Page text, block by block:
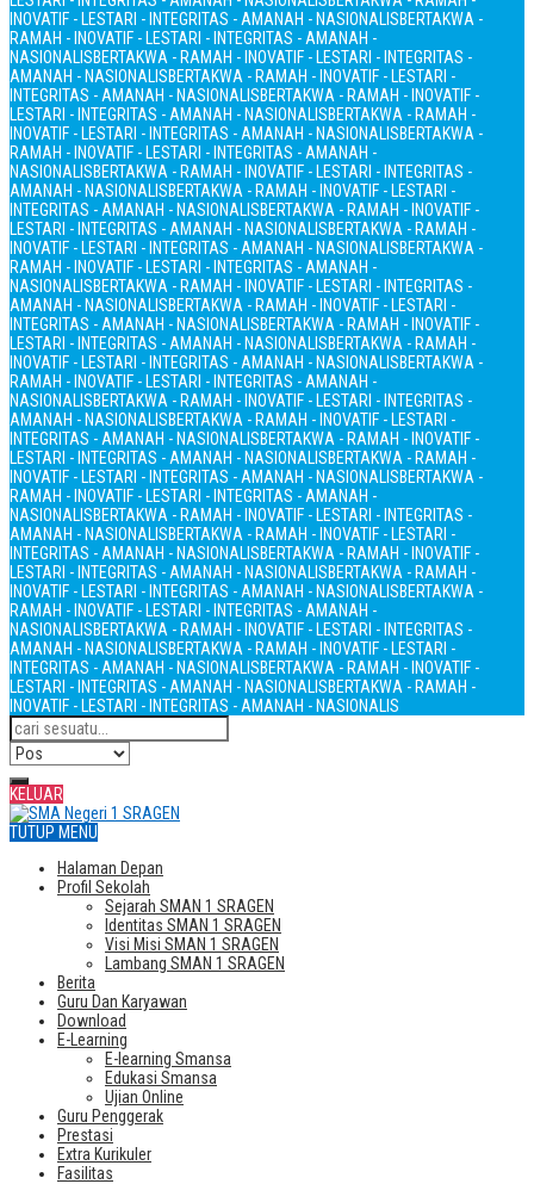
INOVATIF - LESTARI - INTEGRITAS - AMANAH - NASIONALISBERTAKWA -
RAMAH - INOVATIF - LESTARI - INTEGRITAS - AMANAH -
NASIONALISBERTAKWA - RAMAH - INOVATIF - LESTARI - INTEGRITAS -
AMANAH - NASIONALISBERTAKWA - RAMAH - INOVATIF - LESTARI -
INTEGRITAS - AMANAH - NASIONALISBERTAKWA - RAMAH - INOVATIF -
LESTARI - INTEGRITAS - AMANAH - NASIONALISBERTAKWA - RAMAH -
INOVATIF - LESTARI - INTEGRITAS - AMANAH - NASIONALISBERTAKWA -
RAMAH - INOVATIF - LESTARI - INTEGRITAS - AMANAH -
NASIONALISBERTAKWA - RAMAH - INOVATIF - LESTARI - INTEGRITAS -
AMANAH - NASIONALISBERTAKWA - RAMAH - INOVATIF - LESTARI -
INTEGRITAS - AMANAH - NASIONALISBERTAKWA - RAMAH - INOVATIF -
LESTARI - INTEGRITAS - AMANAH - NASIONALISBERTAKWA - RAMAH -
INOVATIF - LESTARI - INTEGRITAS - AMANAH - NASIONALISBERTAKWA -
RAMAH - INOVATIF - LESTARI - INTEGRITAS - AMANAH -
NASIONALISBERTAKWA - RAMAH - INOVATIF - LESTARI - INTEGRITAS -
AMANAH - NASIONALISBERTAKWA - RAMAH - INOVATIF - LESTARI -
INTEGRITAS - AMANAH - NASIONALISBERTAKWA - RAMAH - INOVATIF -
LESTARI - INTEGRITAS - AMANAH - NASIONALISBERTAKWA - RAMAH -
INOVATIF - LESTARI - INTEGRITAS - AMANAH - NASIONALISBERTAKWA -
RAMAH - INOVATIF - LESTARI - INTEGRITAS - AMANAH -
NASIONALISBERTAKWA - RAMAH - INOVATIF - LESTARI - INTEGRITAS -
AMANAH - NASIONALISBERTAKWA - RAMAH - INOVATIF - LESTARI -
INTEGRITAS - AMANAH - NASIONALISBERTAKWA - RAMAH - INOVATIF -
LESTARI - INTEGRITAS - AMANAH - NASIONALISBERTAKWA - RAMAH -
INOVATIF - LESTARI - INTEGRITAS - AMANAH - NASIONALISBERTAKWA -
RAMAH - INOVATIF - LESTARI - INTEGRITAS - AMANAH -
NASIONALISBERTAKWA - RAMAH - INOVATIF - LESTARI - INTEGRITAS -
AMANAH - NASIONALISBERTAKWA - RAMAH - INOVATIF - LESTARI -
INTEGRITAS - AMANAH - NASIONALISBERTAKWA - RAMAH - INOVATIF -
LESTARI - INTEGRITAS - AMANAH - NASIONALISBERTAKWA - RAMAH -
INOVATIF - LESTARI - INTEGRITAS - AMANAH - NASIONALISBERTAKWA -
RAMAH - INOVATIF - LESTARI - INTEGRITAS - AMANAH -
NASIONALISBERTAKWA - RAMAH - INOVATIF - LESTARI - INTEGRITAS -
AMANAH - NASIONALISBERTAKWA - RAMAH - INOVATIF - LESTARI -
INTEGRITAS - AMANAH - NASIONALISBERTAKWA - RAMAH - INOVATIF -
LESTARI - INTEGRITAS - AMANAH - NASIONALISBERTAKWA - RAMAH -
INOVATIF - LESTARI - INTEGRITAS - AMANAH - NASIONALIS
KELUAR
TUTUP MENU
Halaman Depan
Profil Sekolah
Sejarah SMAN 1 SRAGEN
Identitas SMAN 1 SRAGEN
Visi Misi SMAN 1 SRAGEN
Lambang SMAN 1 SRAGEN
Berita
Guru Dan Karyawan
Download
E-Learning
E-learning Smansa
Edukasi Smansa
Ujian Online
Guru Penggerak
Prestasi
Extra Kurikuler
Fasilitas